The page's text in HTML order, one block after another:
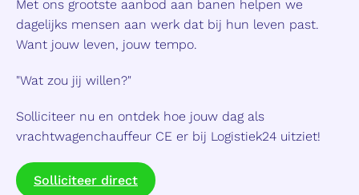
Met ons grootste aanbod aan banen helpen we
dagelijks mensen aan werk dat bij hun leven past.
Want jouw leven, jouw tempo.
"Wat zou jij willen?"
Solliciteer nu en ontdek hoe jouw dag als
vrachtwagenchauffeur CE er bij Logistiek24 uitziet!
Solliciteer direct